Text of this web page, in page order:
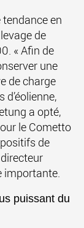
en
de
« Afin de
une
de charge
a opté,
le Cometto
de
importante.
puissant du